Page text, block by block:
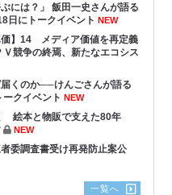
には？」 飯田一史さんが語る
日にトークイベント NEW
価】14 メディア価値を再定義
競争の終焉、新たなエコシス
届くのか──けんごさんが語る
クイベント NEW
絵本と物販で支えた80年
NEW
委調査書受け再発防止案公
一覧へ